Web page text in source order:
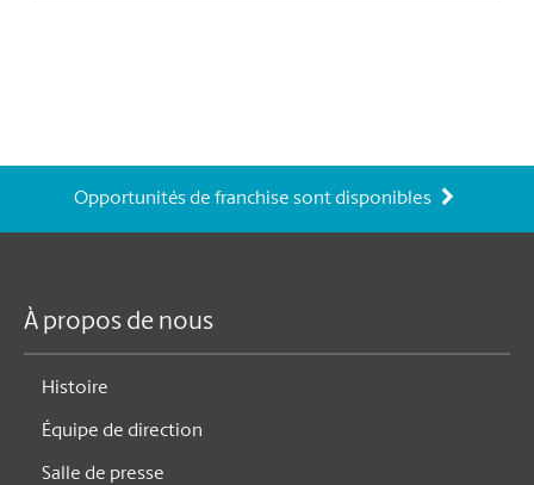
Opportunités de franchise sont disponibles
À propos de nous
Histoire
Équipe de direction
Salle de presse